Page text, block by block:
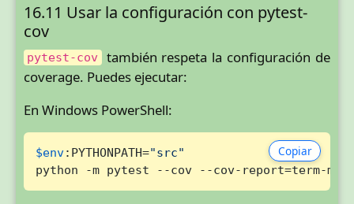
16.11 Usar la configuración con pytest-
cov
pytest-cov también respeta la configuración de
coverage. Puedes ejecutar:
En Windows PowerShell:
Copiar
$env:PYTHONPATH="src"
python -m pytest --cov --cov-report=term-